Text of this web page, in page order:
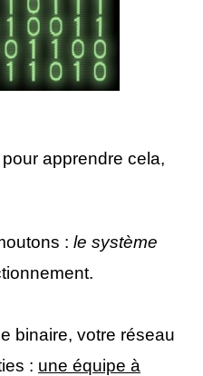
apprendre cela,
: le système
binaire, votre réseau
: une équipe à